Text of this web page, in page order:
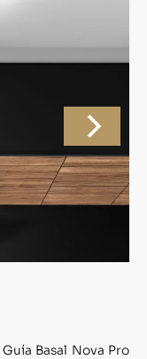
Basal Nova Pro